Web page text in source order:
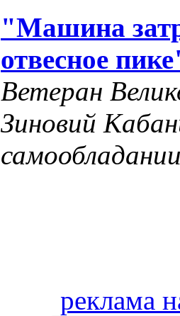
"Машина
отвесное
Ветеран
Зиновий
реклама